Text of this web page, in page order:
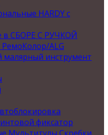
HARDY с
в СБОРЕ С РУЧКОЙ
ALG
малярный инструмент
фиксатор